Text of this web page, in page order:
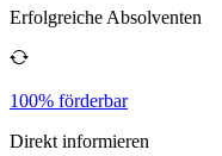
Erfolgreiche Absolventen
100% förderbar
Direkt informieren